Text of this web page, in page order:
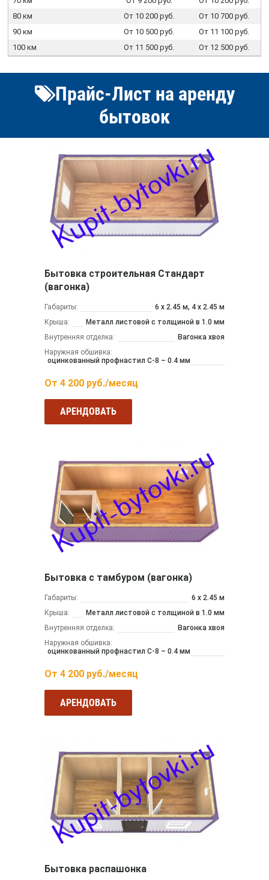
80 км
От 10 200 руб.
От 10 700 руб.
90 км
От 10 500 руб.
От 11 100 руб.
100 км
От 11 500 руб. От 12 500 руб.
Прайс-Лист на аренду
бытовок
Бытовка строительная Стандарт
(вагонка)
Габариты:
6 х 2.45 м, 4 х 2.45 м
Крыша:
Металл листовой с толщиной в 1.0 мм
Внутренняя отделка:
Вагонка хвоя
Наружная обшивка:
оцинкованный профнастил С-8 – 0.4 мм
От 4 200 руб./месяц
АРЕНДОВАТЬ
Бытовка с тамбуром (вагонка)
Габариты:
6 х 2.45 м
Крыша:
Металл листовой с толщиной в 1.0 мм
Внутренняя отделка:
Вагонка хвоя
Наружная обшивка:
оцинкованный профнастил С-8 – 0.4 мм
От 4 200 руб./месяц
АРЕНДОВАТЬ
Бытовка распашонка